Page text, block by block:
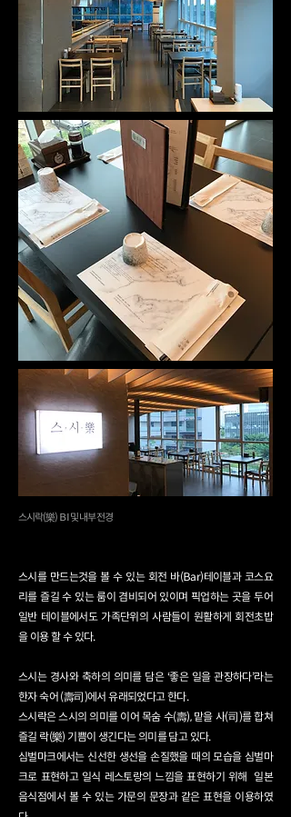
스시락(樂) B I​ 및 내부 전경
스시를 만드는것을 볼 수 있는 회전 바(Bar)테이블과 코스요
리를 즐길 수 있는 룸이 겸비되어 있이며 픽업하는 곳을 두어
일반 테이블에서도 가족단위의 사람들이 원활하게 회전초밥
을 이용 할 수 있다.
스시는 경사와 축하의 의미를 담은 ‘좋은 일을 관장하다’라는
한자 숙어 (壽司)에서 유래되었다고 한다.
스시락은 스시의 의미를 이어 목숨 수(壽), 맡을 사(司)를 합쳐
즐길 락(樂) 기쁨이 생긴다는 의미를 담고 있다.
심벌마크에서는 신선한 생선을 손질했을 때의 모습을 심벌마
크로 표현하고 일식 레스토랑의 느낌을 표현하기 위해 일본
음식점에서 볼 수 있는 가문의 문장과 같은 표현을 이용하였